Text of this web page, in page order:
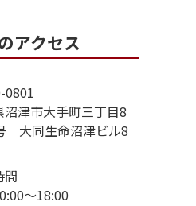
アクセス
0801
沼津市大手町三丁目8
大同生命沼津ビル8
間
～18:00